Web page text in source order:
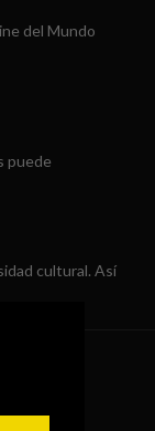
del Mundo
puede
cultural. Así